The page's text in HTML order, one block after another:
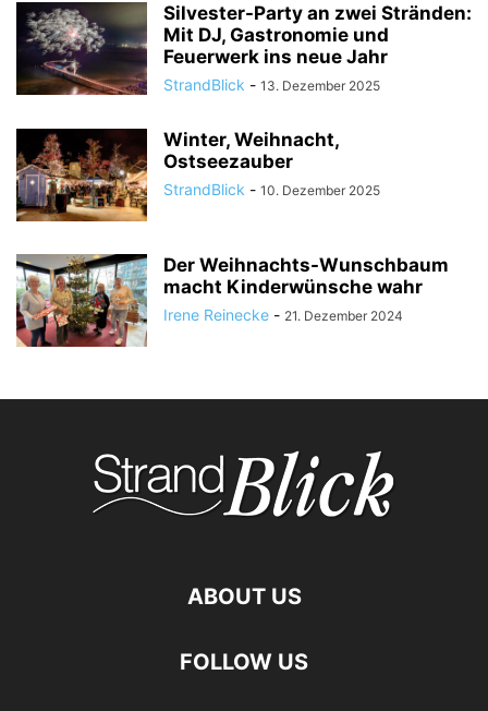
Silvester-Party an zwei Stränden:
Mit DJ, Gastronomie und
Feuerwerk ins neue Jahr
StrandBlick - 13. Dezember 2025
Winter, Weihnacht,
Ostseezauber
StrandBlick - 10. Dezember 2025
Der Weihnachts-Wunschbaum
macht Kinderwünsche wahr
Irene Reinecke - 21. Dezember 2024
ABOUT US
FOLLOW US